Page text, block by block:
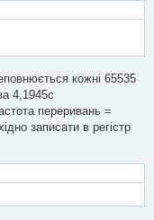
кожні 65535
4,1945с
переривань =
записати в регістр